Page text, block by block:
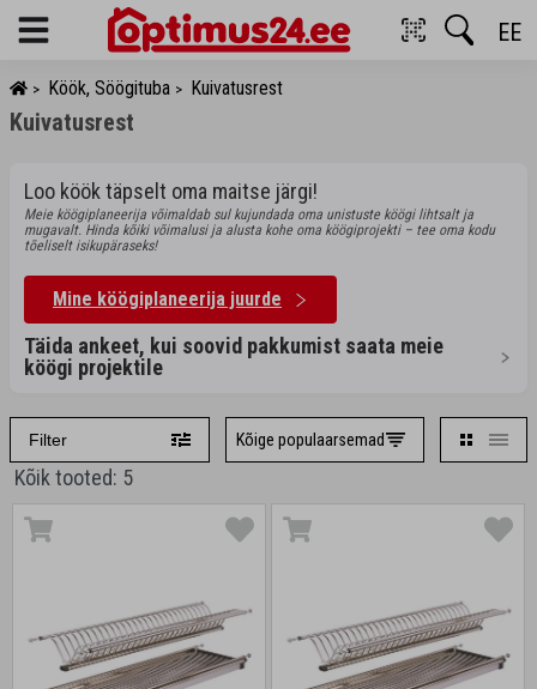
Menu EE
> Köök, Söögituba > Kuivatusrest
Kuivatusrest
Loo köök täpselt oma maitse järgi!
Meie köögiplaneerija võimaldab sul kujundada oma unistuste köögi lihtsalt ja
mugavalt. Hinda kõiki võimalusi ja alusta kohe oma köögiprojekti – tee oma kodu
tõeliselt isikupäraseks!
Mine köögiplaneerija juurde
Täida ankeet, kui soovid pakkumist saata meie
köögi projektile
Filter Kõige populaarsemad
Kõik tooted: 5